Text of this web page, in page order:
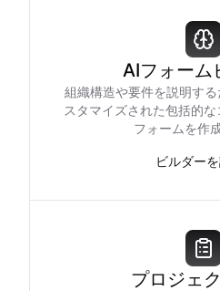
AIフォーム
組織構造や要件を説明す
スタマイズされた包括的
フォームを作
ビルダー
プロジェ